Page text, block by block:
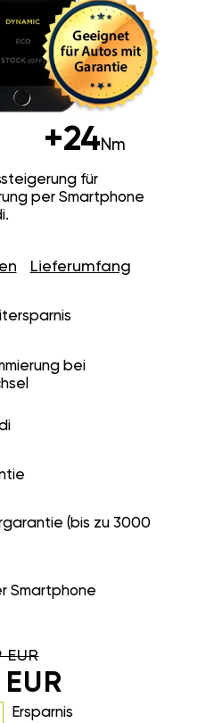
+24Nm
für
per Smartphone
Lieferumfang
bei
(bis zu 3000
Smartphone
EUR
Ersparnis